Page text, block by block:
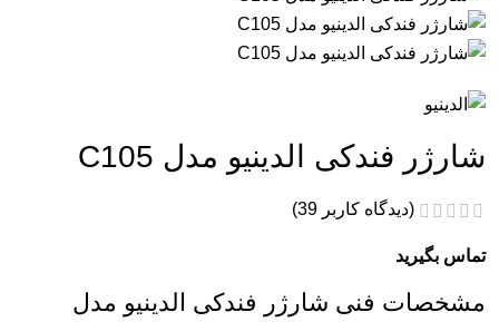
شارژر فندکی الدینیو مدل C105
(دیدگاه کاربر 39
)
تماس بگیرید
مشخصات فنی شارژر فندکی الدینیو مدل